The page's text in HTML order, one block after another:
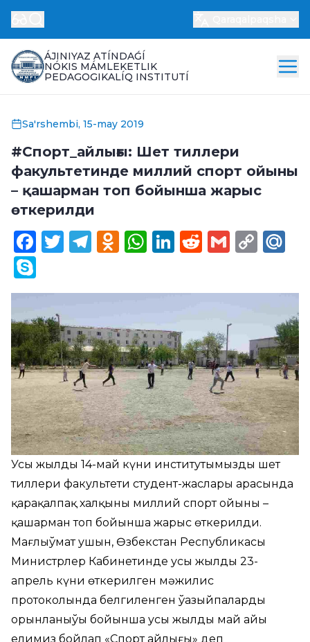
ÁJINIYAZ ATÍNDAǴÍ
NÓKIS MÁMLEKETLIK
PEDAGOGIKALÍQ INSTITUTÍ
Sa'rshembi, 15-may 2019
#Спорт_айлығы: Шет тиллери
факультетинде миллий спорт ойыны
– қашарман топ бойынша жарыс
өткерилди
Facebook
Twitter
Telegram
Odnoklassniki
WhatsApp
LinkedIn
Reddit
Gmail
Усы жылдың 14-май күни институтымыздың шет
тиллери факультети студент-жаслары арасында
қарақалпақ халқының миллий спорт ойыны –
қашарман топ бойынша жарыс өткерилди.
Мағлыўмат ушын, Өзбекстан Республикасы
Министрлер Кабинетинде усы жылдың 23-
апрель күни өткерилген мәжилис
протоколында белгиленген ўазыйпалардың
орынланыўы бойынша усы жылдың май айы
елимиз бойлап «Спорт айлығы» деп